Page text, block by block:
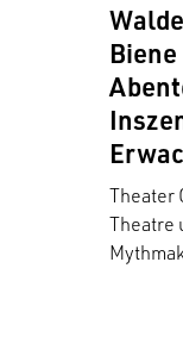
Theater
Theatre